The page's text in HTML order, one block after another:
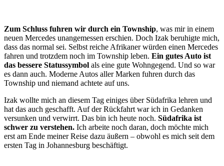
Zum Schluss fuhren wir durch ein Township, was mir in einem
neuen Mercedes unangemessen erschien. Doch Izak beruhigte mich,
dass das normal sei. Selbst reiche Afrikaner würden einen Mercedes
fahren und trotzdem noch im Township leben. Ein gutes Auto ist
das bessere Statussymbol als eine gute Wohngegend. Und so war
es dann auch. Moderne Autos aller Marken fuhren durch das
Township und niemand achtete auf uns.
Izak wollte mich an diesem Tag einiges über Südafrika lehren und
hat das auch geschafft. Auf der Rückfahrt war ich in Gedanken
versunken und verwirrt. Das bin ich heute noch. Südafrika ist
schwer zu verstehen. Ich arbeite noch daran, doch möchte mich
erst am Ende meiner Reise dazu äußern – obwohl es mich seit dem
ersten Tag in Johannesburg beschäftigt.